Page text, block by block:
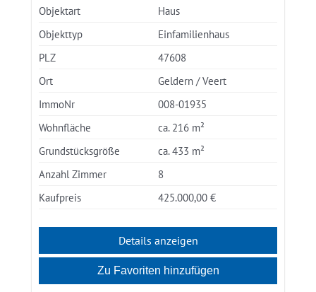
Objektart
Haus
Objekttyp
Einfamilienhaus
PLZ
47608
Ort
Geldern / Veert
ImmoNr
008-01935
Wohnfläche
ca. 216 m²
Grundstücksgröße
ca. 433 m²
Anzahl Zimmer
8
Kaufpreis
425.000,00 €
Details anzeigen
Zu Favoriten hinzufügen